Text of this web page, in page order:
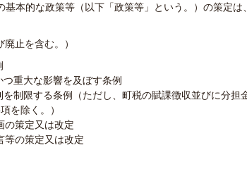
本的な政策等（以下「政策等」という。）の策定は
止を含む。）
重大な影響を及ぼす条例
制限する条例（ただし、町税の賦課徴収並びに分担
を除く。）
の策定又は改定
等の策定又は改定